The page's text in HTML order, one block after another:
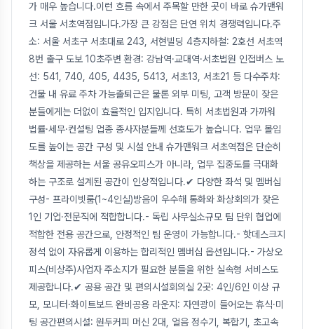
가 매우 높습니다.이런 흐름 속에서 주목할 만한 곳이 바로 슈가맨워
크 서울 서초역점입니다.가장 큰 강점은 단연 위치 경쟁력입니다.주
소: 서울 서초구 서초대로 243, 서현빌딩 4층지하철: 2호선 서초역
8번 출구 도보 10초주변 환경: 강남역·교대역·서초법원 인접버스 노
선: 541, 740, 405, 4435, 5413, 서초13, 서초21 등 다수주차:
건물 내 유료 주차 가능출퇴근은 물론 외부 미팅, 고객 방문이 잦은
분들에게는 더없이 효율적인 입지입니다. 특히 서초법원과 가까워
법률·세무·컨설팅 업종 종사자분들께 선호도가 높습니다. 업무 몰입
도를 높이는 공간 구성 및 시설 안내 슈가맨워크 서초역점은 단순히
책상을 제공하는 서울 공유오피스가 아니라, 업무 집중도를 극대화
하는 구조로 설계된 공간이 인상적입니다.✔ 다양한 좌석 및 멤버십
구성- 프라이빗룸(1~4인실)방음이 우수해 통화와 화상회의가 잦은
1인 기업·전문직에 적합합니다.- 독립 사무실소규모 팀 단위 협업에
적합한 전용 공간으로, 안정적인 팀 운영이 가능합니다.- 핫데스크지
정석 없이 자유롭게 이용하는 합리적인 멤버십 옵션입니다.- 가상오
피스(비상주)사업자 주소지가 필요한 분들을 위한 실속형 서비스도
제공합니다.✔ 공용 공간 및 편의시설회의실 2곳: 4인/6인 이상 규
모, 모니터·화이트보드 완비공용 라운지: 자연광이 들어오는 휴식·미
팅 공간편의시설: 원두커피 머신 2대, 얼음 정수기, 복합기, 초고속